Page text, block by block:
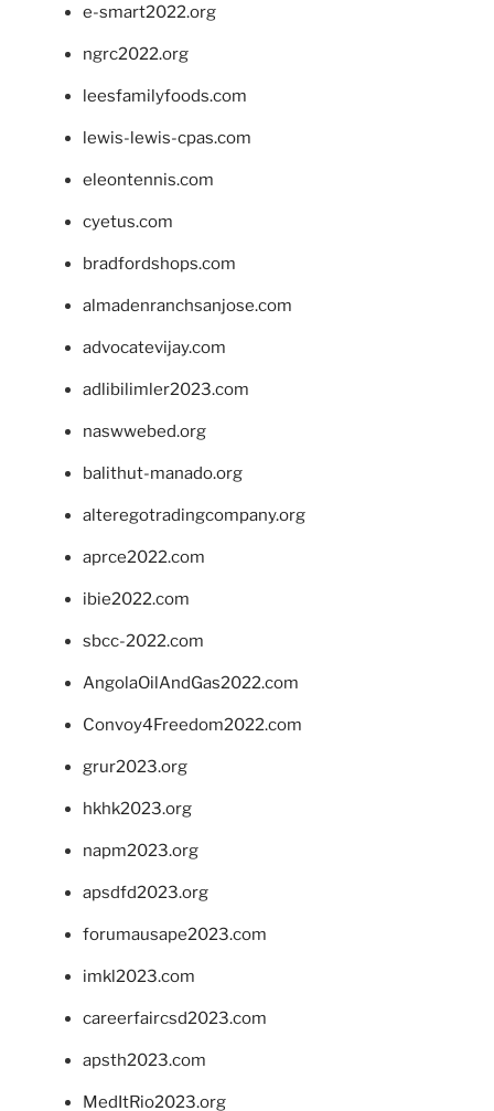
e-smart2022.org
ngrc2022.org
leesfamilyfoods.com
lewis-lewis-cpas.com
eleontennis.com
cyetus.com
bradfordshops.com
almadenranchsanjose.com
advocatevijay.com
adlibilimler2023.com
naswwebed.org
balithut-manado.org
alteregotradingcompany.org
aprce2022.com
ibie2022.com
sbcc-2022.com
AngolaOilAndGas2022.com
Convoy4Freedom2022.com
grur2023.org
hkhk2023.org
napm2023.org
apsdfd2023.org
forumausape2023.com
imkl2023.com
careerfaircsd2023.com
apsth2023.com
MedItRio2023.org